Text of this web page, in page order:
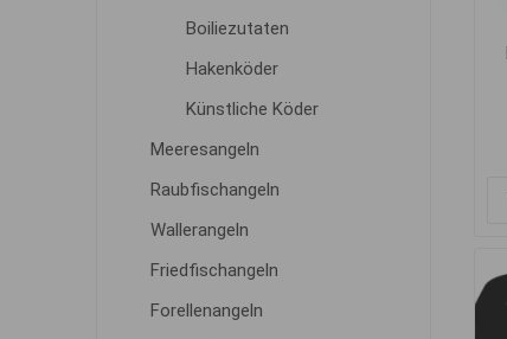
Boiliezutaten
Hakenköder
Künstliche Köder
Meeresangeln
Raubfischangeln
Wallerangeln
Friedfischangeln
Forellenangeln